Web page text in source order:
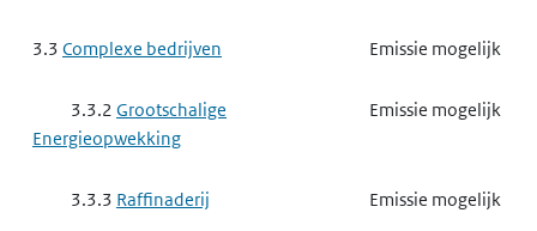
3.3 Complexe bedrijven Emissie mogelijk
3.3.2 Grootschalige
Energieopwekking
Emissie mogelijk
3.3.3 Raffinaderij Emissie mogelijk